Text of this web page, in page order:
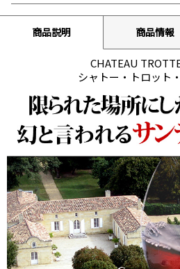
商品説明 商品情報
CHATEAU
シャトー・トロット